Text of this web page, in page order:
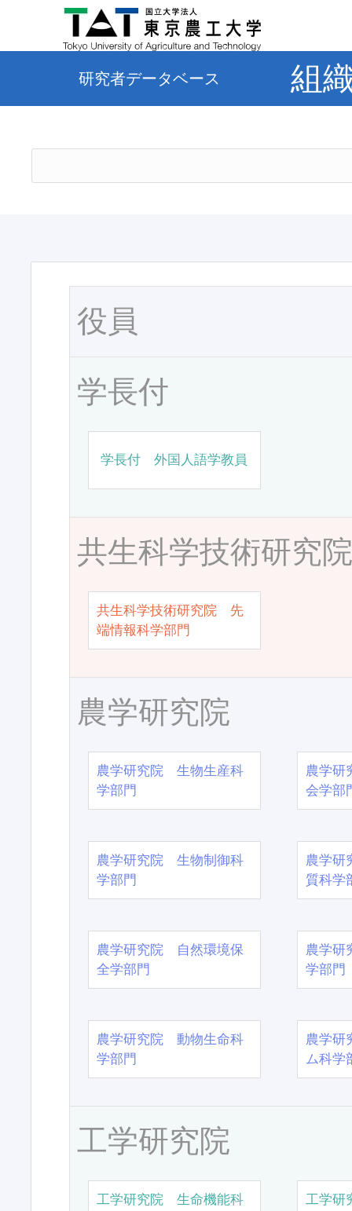
研究者データベース 組
役員
学長付
学長付 外国人語学教員
共生科学技術研究
共生科学技術研究院 先
端情報科学部門
農学研究院
農学研究院 生物生産科
学部門
農学
会学部
農学研究院 生物制御科
学部門
農学
質科学
農学研究院 自然環境保
全学部門
農学
学部門
農学研究院 動物生命科
学部門
農学
ム科学
工学研究院
工学研究院 生命機能科
工学研